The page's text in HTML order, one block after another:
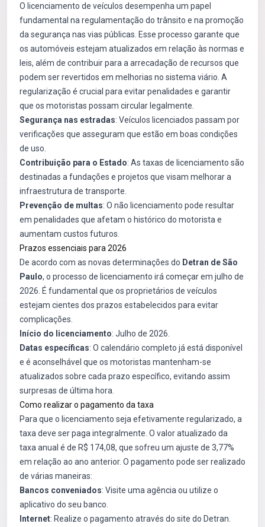
O licenciamento de veículos desempenha um papel
fundamental na regulamentação do trânsito e na promoção
da segurança nas vias públicas. Esse processo garante que
os automóveis estejam atualizados em relação às normas e
leis, além de contribuir para a arrecadação de recursos que
podem ser revertidos em melhorias no sistema viário. A
regularização é crucial para evitar penalidades e garantir
que os motoristas possam circular legalmente.
Segurança nas estradas: Veículos licenciados passam por
verificações que asseguram que estão em boas condições
de uso.
Contribuição para o Estado: As taxas de licenciamento são
destinadas a fundações e projetos que visam melhorar a
infraestrutura de transporte.
Prevenção de multas: O não licenciamento pode resultar
em penalidades que afetam o histórico do motorista e
aumentam custos futuros.
Prazos essenciais para 2026
De acordo com as novas determinações do Detran de São
Paulo, o processo de licenciamento irá começar em julho de
2026. É fundamental que os proprietários de veículos
estejam cientes dos prazos estabelecidos para evitar
complicações.
Início do licenciamento: Julho de 2026.
Datas específicas: O calendário completo já está disponível
e é aconselhável que os motoristas mantenham-se
atualizados sobre cada prazo específico, evitando assim
surpresas de última hora.
Como realizar o pagamento da taxa
Para que o licenciamento seja efetivamente regularizado, a
taxa deve ser paga integralmente. O valor atualizado da
taxa anual é de R$ 174,08, que sofreu um ajuste de 3,77%
em relação ao ano anterior. O pagamento pode ser realizado
de várias maneiras:
Bancos conveniados: Visite uma agência ou utilize o
aplicativo do seu banco.
Internet: Realize o pagamento através do site do Detran.